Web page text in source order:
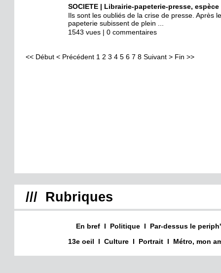
SOCIETE | Librairie-papeterie-presse,
Ils sont les oubliés de la crise de presse. Après
papeterie subissent de plein ...
1543 vues | 0 commentaires
<< Début < Précédent 1 2 3 4 5 6 7 8 Suivant > Fin >>
/// Rubriques
En bref I Politique I
Par-dessus le periph'
13e oeil
I Culture I Portrait I Métro, mon